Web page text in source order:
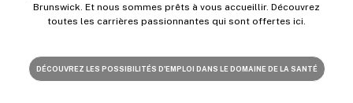
Brunswick. Et nous sommes prêts à vous accueillir. Découvrez
toutes les carrières passionnantes qui sont offertes ici.
DÉCOUVREZ LES POSSIBILITÉS D'EMPLOI DANS LE DOMAINE DE LA SANTÉ